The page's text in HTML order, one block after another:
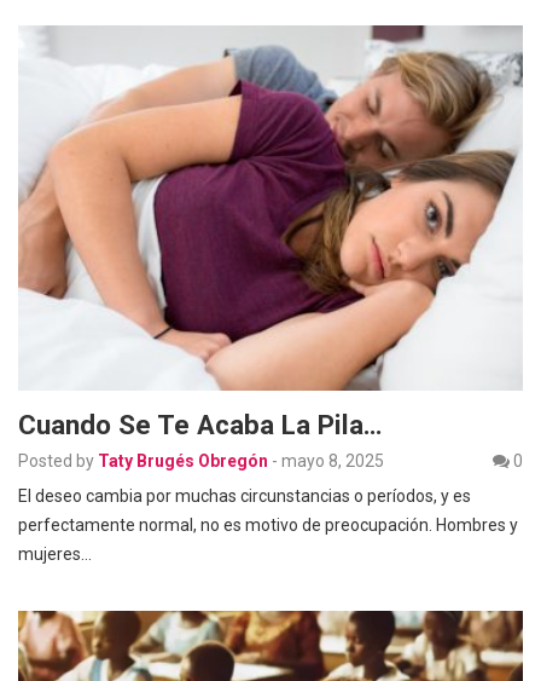
Cuando Se Te Acaba La Pila…
Posted by Taty Brugés Obregón - mayo 8, 2025
0
El deseo cambia por muchas circunstancias o períodos, y es
perfectamente normal, no es motivo de preocupación. Hombres y
mujeres…